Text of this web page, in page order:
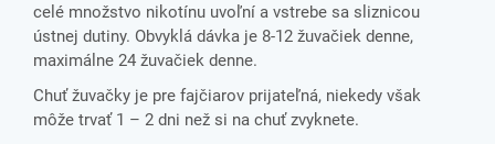
celé množstvo nikotínu uvoľní a vstrebe sa sliznicou
ústnej dutiny. Obvyklá dávka je 8-12 žuvačiek denne,
maximálne 24 žuvačiek denne.
Chuť žuvačky je pre fajčiarov prijateľná, niekedy však
môže trvať 1 – 2 dni než si na chuť zvyknete.